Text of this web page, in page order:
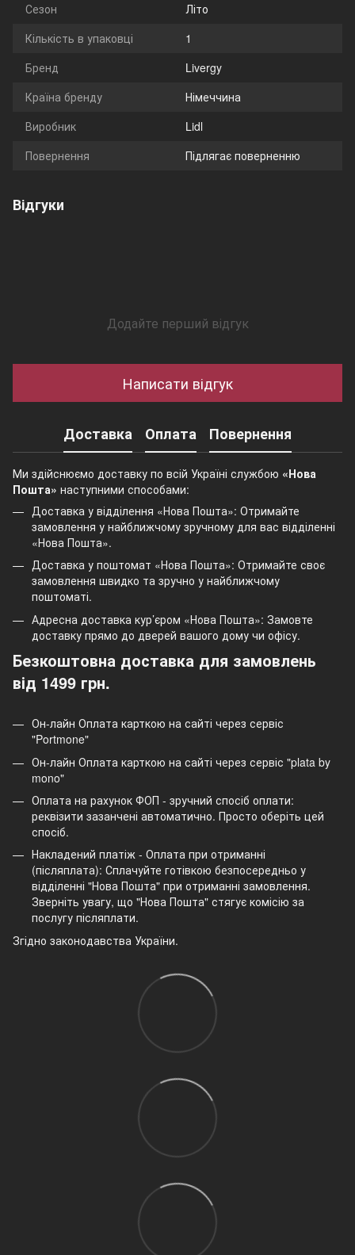
Сезон
Літо
Кількість в упаковці
1
Бренд
Livergy
Країна бренду
Німеччина
Виробник
Lidl
Повернення
Підлягає поверненню
Відгуки
Додайте перший відгук
Написати відгук
Доставка Оплата Повернення
Ми здійснюємо доставку по всій Україні службою «Нова
Пошта» наступними способами:
Доставка у відділення «Нова Пошта»: Отримайте
замовлення у найближчому зручному для вас відділенні
«Нова Пошта».
Доставка у поштомат «Нова Пошта»: Отримайте своє
замовлення швидко та зручно у найближчому
поштоматі.
Адресна доставка кур’єром «Нова Пошта»: Замовте
доставку прямо до дверей вашого дому чи офісу.
Безкоштовна доставка для замовлень
від 1499 грн.
Он-лайн Оплата карткою на сайті через сервіс
"Portmone"
Он-лайн Оплата карткою на сайті через сервіс "plata by
mono"
Оплата на рахунок ФОП - зручний спосіб оплати:
реквізити зазанчені автоматично. Просто оберіть цей
спосіб.
Накладений платіж - Оплата при отриманні
(післяплата): Сплачуйте готівкою безпосередньо у
відділенні "Нова Пошта" при отриманні замовлення.
Зверніть увагу, що "Нова Пошта" стягує комісію за
послугу післяплати.
Згідно законодавства України.